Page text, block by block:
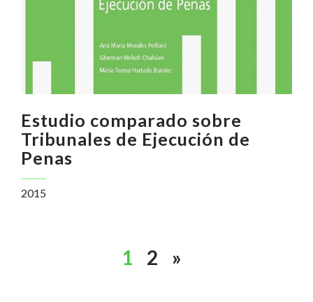
Estudio comparado sobre
Tribunales de Ejecución de
Penas
2015
1 2 »